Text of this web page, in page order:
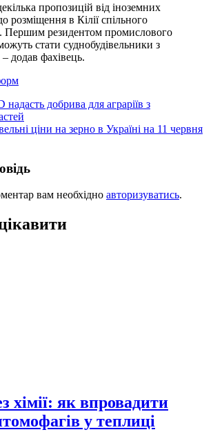
пропозицій від іноземних
розміщення в Кілії спільного
Першим резидентом промислового
стати суднобудівельники з
– додав фахівець.
надасть добрива для аграріїв з
ціни на зерно в Україні на 11 червня
вам необхідно авторизуватись.
хімії: як впровадити
у теплиці